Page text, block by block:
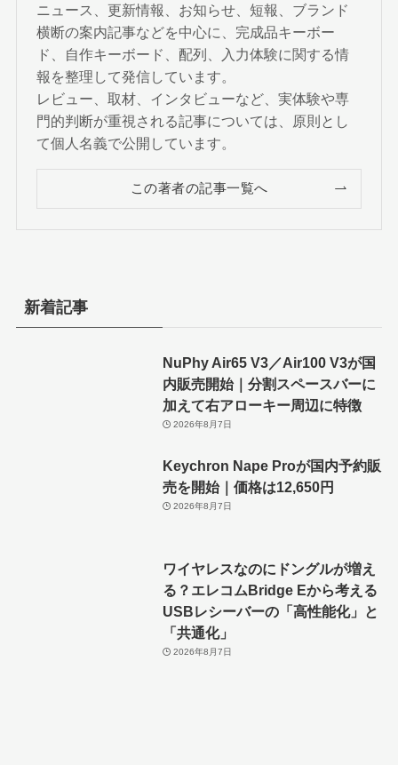
ニュース、更新情報、お知らせ、短報、ブランド
横断の案内記事などを中心に、完成品キーボー
ド、自作キーボード、配列、入力体験に関する情
報を整理して発信しています。
レビュー、取材、インタビューなど、実体験や専
門的判断が重視される記事については、原則とし
て個人名義で公開しています。
この著者の記事一覧へ
新着記事
NuPhy Air65 V3／Air100 V3が国
内販売開始｜分割スペースバーに
加えて右アローキー周辺に特徴
2026年8月7日
Keychron Nape Proが国内予約販
売を開始｜価格は12,650円
2026年8月7日
ワイヤレスなのにドングルが増え
る？エレコムBridge Eから考える
USBレシーバーの「高性能化」と
「共通化」
2026年8月7日